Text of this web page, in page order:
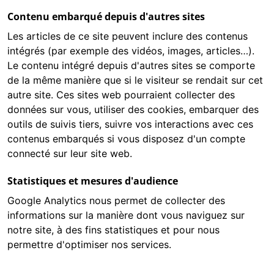
Contenu embarqué depuis d'autres sites
Les articles de ce site peuvent inclure des contenus
intégrés (par exemple des vidéos, images, articles…).
Le contenu intégré depuis d'autres sites se comporte
de la même manière que si le visiteur se rendait sur cet
autre site. Ces sites web pourraient collecter des
données sur vous, utiliser des cookies, embarquer des
outils de suivis tiers, suivre vos interactions avec ces
contenus embarqués si vous disposez d'un compte
connecté sur leur site web.
Statistiques et mesures d'audience
Google Analytics nous permet de collecter des
informations sur la manière dont vous naviguez sur
notre site, à des fins statistiques et pour nous
permettre d'optimiser nos services.